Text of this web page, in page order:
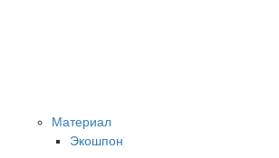
Материал
Экошпон